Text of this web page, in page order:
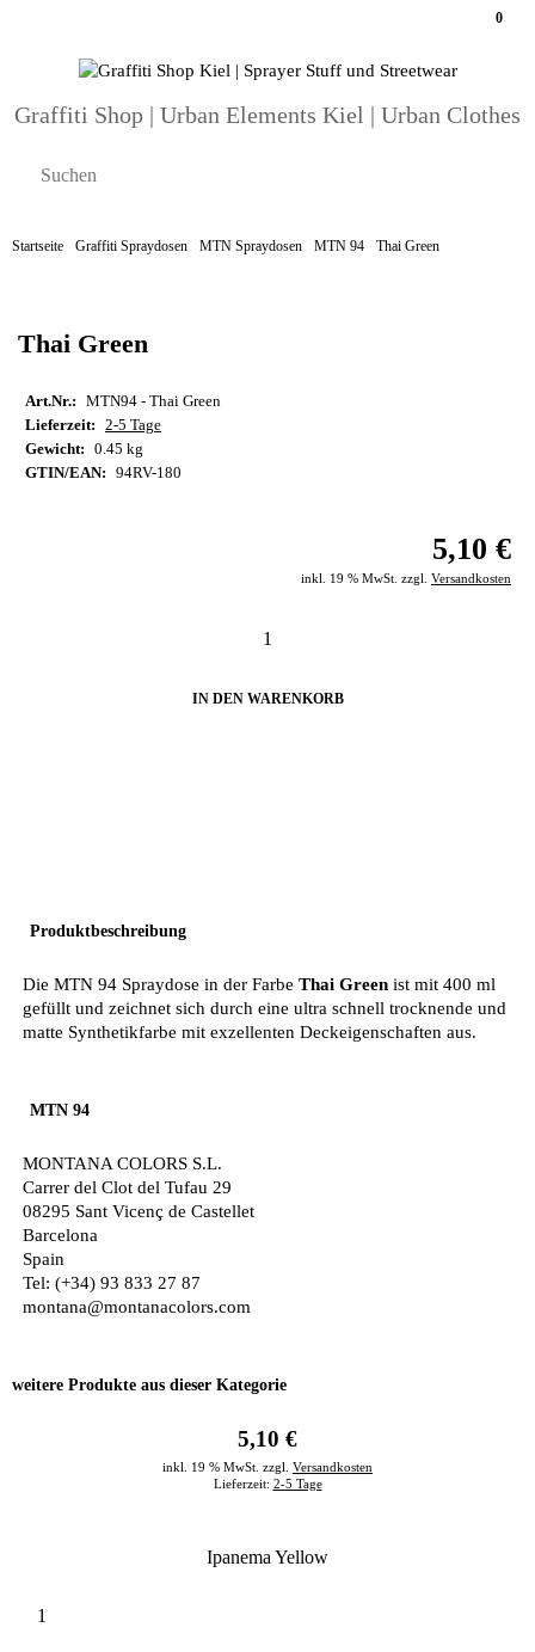
Graffiti Shop | Urban Elements Kiel | Urban Clothes
0
Startseite Graffiti Spraydosen MTN Spraydosen MTN 94 Thai Green
Thai Green
Art.Nr.:
MTN94 - Thai Green
Lieferzeit:
2-5 Tage
Gewicht:
0.45 kg
GTIN/EAN:
94RV-180
5,10 €
inkl. 19 % MwSt. zzgl. Versandkosten
IN DEN WARENKORB
Produktbeschreibung
Die MTN 94 Spraydose in der Farbe Thai Green ist mit 400 ml
gefüllt und zeichnet sich durch eine ultra schnell trocknende und
matte Synthetikfarbe mit exzellenten Deckeigenschaften aus.
MTN 94
MONTANA COLORS S.L.
Carrer del Clot del Tufau 29
08295 Sant Vicenç de Castellet
Barcelona
Spain
Tel: (+34) 93 833 27 87
montana@montanacolors.com
weitere Produkte aus dieser Kategorie
5,10 €
inkl. 19 % MwSt. zzgl. Versandkosten
Lieferzeit: 2-5 Tage
Ipanema Yellow